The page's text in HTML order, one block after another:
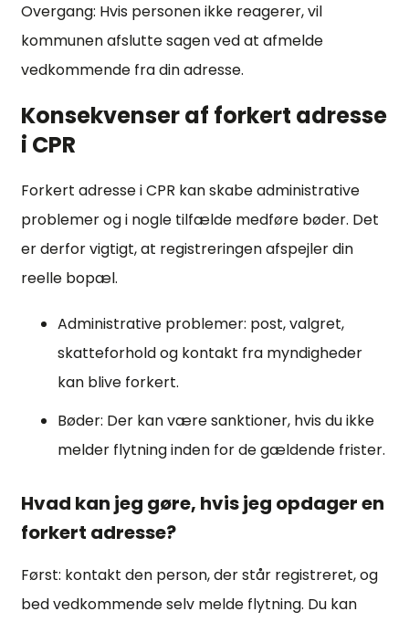
Overgang: Hvis personen ikke reagerer, vil
kommunen afslutte sagen ved at afmelde
vedkommende fra din adresse.
Konsekvenser af forkert adresse
i CPR
Forkert adresse i CPR kan skabe administrative
problemer og i nogle tilfælde medføre bøder. Det
er derfor vigtigt, at registreringen afspejler din
reelle bopæl.
Administrative problemer: post, valgret,
skatteforhold og kontakt fra myndigheder
kan blive forkert.
Bøder: Der kan være sanktioner, hvis du ikke
melder flytning inden for de gældende frister.
Hvad kan jeg gøre, hvis jeg opdager en
forkert adresse?
Først: kontakt den person, der står registreret, og
bed vedkommende selv melde flytning. Du kan